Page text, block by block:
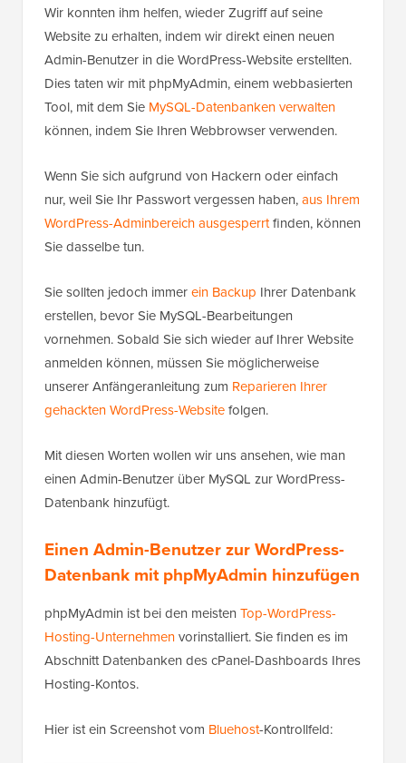
Wir konnten ihm helfen, wieder Zugriff auf seine
Website zu erhalten, indem wir direkt einen neuen
Admin-Benutzer in die WordPress-Website erstellten.
Dies taten wir mit phpMyAdmin, einem webbasierten
Tool, mit dem Sie MySQL-Datenbanken verwalten
können, indem Sie Ihren Webbrowser verwenden.
Wenn Sie sich aufgrund von Hackern oder einfach
nur, weil Sie Ihr Passwort vergessen haben,aus Ihrem
WordPress-Adminbereich ausgesperrtfinden, können
Sie dasselbe tun.
Sie sollten jedoch immerein Backup Ihrer Datenbank
erstellen, bevor Sie MySQL-Bearbeitungen
vornehmen. Sobald Sie sich wieder auf Ihrer Website
anmelden können, müssen Sie möglicherweise
unserer Anfängeranleitung zum Reparieren Ihrer
gehackten WordPress-Websitefolgen.
Mit diesen Worten wollen wir uns ansehen, wie man
einen Admin-Benutzer über MySQL zur WordPress-
Datenbank hinzufügt.
Einen Admin-Benutzer zur WordPress-
Datenbank mit phpMyAdmin hinzufügen
phpMyAdmin ist bei den meisten Top-WordPress-
Hosting-Unternehmenvorinstalliert. Sie finden es im
Abschnitt Datenbanken des cPanel-Dashboards Ihres
Hosting-Kontos.
Hier ist ein Screenshot vom Bluehost-Kontrollfeld: